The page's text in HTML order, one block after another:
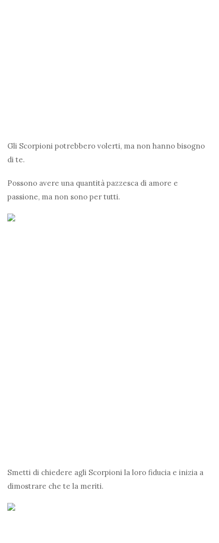
Gli Scorpioni potrebbero volerti, ma non hanno bisogno
di te.
Possono avere una quantità pazzesca di amore e
passione, ma non sono per tutti.
Smetti di chiedere agli Scorpioni la loro fiducia e inizia a
dimostrare che te la meriti.